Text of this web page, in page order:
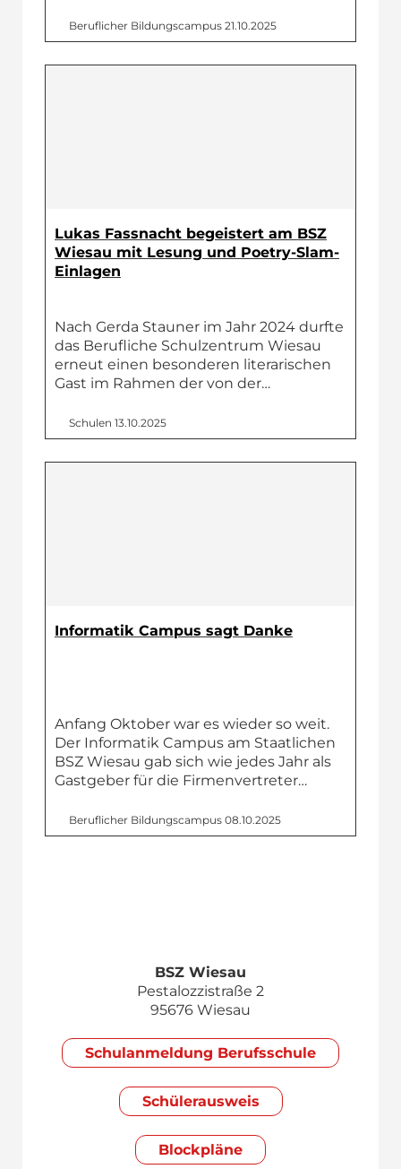
Beruflicher Bildungs­campus 21.10.2025
Lukas Fassnacht begeistert am BSZ
Wiesau mit Lesung und Poetry-Slam-
Einlagen
Nach Gerda Stauner im Jahr 2024 durfte
das Berufliche Schulzentrum Wiesau
erneut einen besonderen literarischen
Gast im Rahmen der von der…
Schulen 13.10.2025
Informatik Campus sagt Danke
Anfang Oktober war es wieder so weit.
Der Informatik Campus am Staatlichen
BSZ Wiesau gab sich wie jedes Jahr als
Gastgeber für die Firmenvertreter…
Beruflicher Bildungs­campus 08.10.2025
BSZ Wiesau
Pestalozzistraße 2
95676 Wiesau
Schul­anmeldung Berufsschule
Schülerausweis
Blockpläne